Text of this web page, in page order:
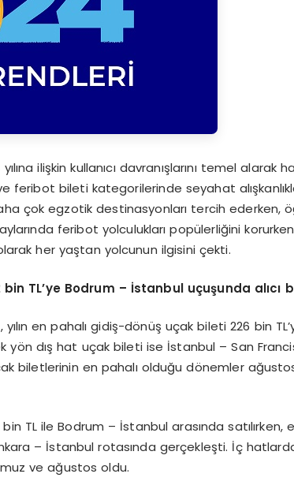
ilişkin kullanıcı davranışlarını temel alarak
feribot bileti kategorilerinde seyahat
çok egzotik destinasyonları tercih ederken,
feribot yolculukları popülerliğini
her yaştan yolcunun ilgisini çekti.
TL’ye Bodrum – İstanbul uçuşunda alıcı
en pahalı gidiş-dönüş uçak bileti 226 bin
yön dış hat uçak bileti ise İstanbul – San
biletlerinin en pahalı olduğu dönemler
TL ile Bodrum – İstanbul arasında satılırken,
– İstanbul rotasında gerçekleşti. İç
ve ağustos oldu.